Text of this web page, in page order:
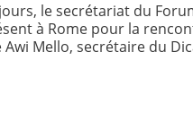
le secrétariat du
à Rome pour la
Awi Mello, secrétaire du